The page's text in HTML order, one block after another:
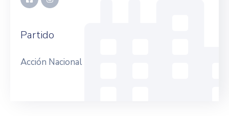
Partido
Acción Nacional